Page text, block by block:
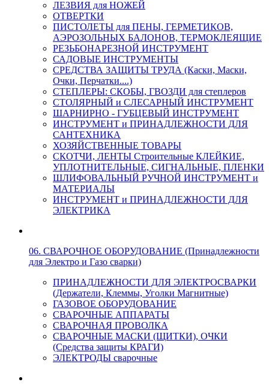
ЛЕЗВИЯ для НОЖЕЙ
ОТВЕРТКИ
ПИСТОЛЕТЫ для ПЕНЫ, ГЕРМЕТИКОВ,
АЭРОЗОЛЬНЫХ БАЛОНОВ, ТЕРМОКЛЕЯЩИЕ
РЕЗЬБОНАРЕЗНОЙ ИНСТРУМЕНТ
САДОВЫЕ ИНСТРУМЕНТЫ
СРЕДСТВА ЗАЩИТЫ ТРУДА (Каски, Маски,
Очки, Перчатки....)
СТЕПЛЕРЫ: СКОБЫ, ГВОЗДИ для степлеров
СТОЛЯРНЫЙ и СЛЕСАРНЫЙ ИНСТРУМЕНТ
ШАРНИРНО - ГУБЦЕВЫЙ ИНСТРУМЕНТ
ИНСТРУМЕНТ и ПРИНАДЛЕЖНОСТИ ДЛЯ
САНТЕХНИКА
ХОЗЯЙСТВЕННЫЕ ТОВАРЫ
СКОТЧИ, ЛЕНТЫ Строительные КЛЕЙКИЕ,
УПЛОТНИТЕЛЬНЫЕ, СИГНАЛЬНЫЕ, ПЛЕНКИ
ШЛИФОВАЛЬНЫЙ РУЧНОЙ ИНСТРУМЕНТ и
МАТЕРИАЛЫ
ИНСТРУМЕНТ и ПРИНАДЛЕЖНОСТИ ДЛЯ
ЭЛЕКТРИКА
06. СВАРОЧНОЕ ОБОРУДОВАНИЕ (Принадлежности
для Электро и Газо сварки)
ПРИНАДЛЕЖНОСТИ ДЛЯ ЭЛЕКТРОСВАРКИ
(Держатели, Клеммы, Уголки Магнитные)
ГАЗОВОЕ ОБОРУДОВАНИЕ
СВАРОЧНЫЕ АППАРАТЫ
СВАРОЧНАЯ ПРОВОЛКА
СВАРОЧНЫЕ МАСКИ (ЩИТКИ), ОЧКИ
(Средства защиты КРАГИ)
ЭЛЕКТРОДЫ сварочные